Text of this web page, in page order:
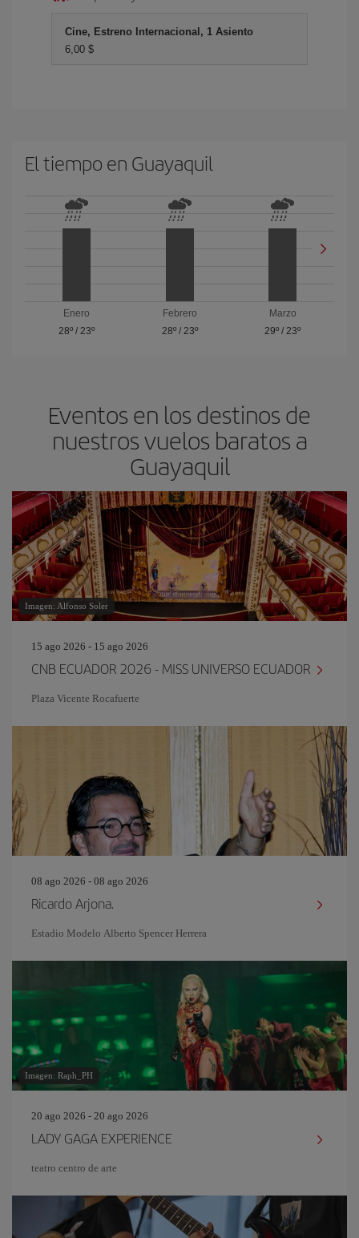
Cine, Estreno Internacional, 1 Asiento
6,00 $
El tiempo en Guayaquil
Enero
28º/ 23º
Febrero
28º/ 23º
Marzo
29º / 23º
Eventos en los destinos de
nuestros vuelos baratos a
Guayaquil
Imagen: Alfonso Soler
15 ago 2026 - 15 ago 2026
CNB ECUADOR 2026 - MISS UNIVERSO ECUADOR
Plaza Vicente Rocafuerte
08 ago 2026 - 08 ago 2026
Ricardo Arjona.
Estadio Modelo Alberto Spencer Herrera
Imagen: Raph_PH
20 ago 2026 - 20 ago 2026
LADY GAGA EXPERIENCE
teatro centro de arte